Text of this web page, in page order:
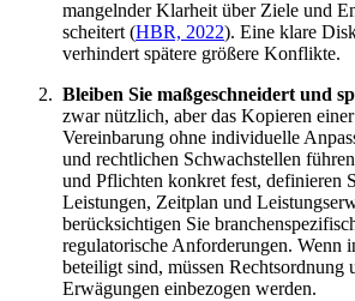
mangelnder Klarheit über Ziele und
scheitert (HBR, 2022). Eine klare
verhindert spätere größere Konflikte.
Bleiben Sie maßgeschneidert und
zwar nützlich, aber das Kopieren
Vereinbarung ohne individuelle
und rechtlichen Schwachstellen
und Pflichten konkret fest, definieren
Leistungen, Zeitplan und
berücksichtigen Sie
regulatorische Anforderungen. Wenn
beteiligt sind, müssen Rechtsordnung
Erwägungen einbezogen werden.